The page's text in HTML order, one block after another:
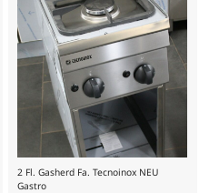
2 Fl. Gasherd Fa. Tecnoinox NEU
Gastro